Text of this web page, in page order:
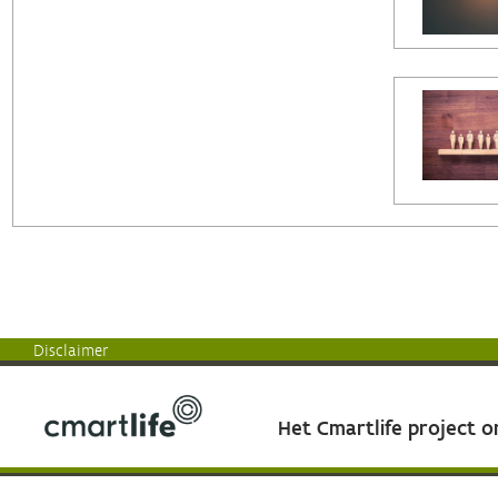
Disclaimer
Het Cmartlife project